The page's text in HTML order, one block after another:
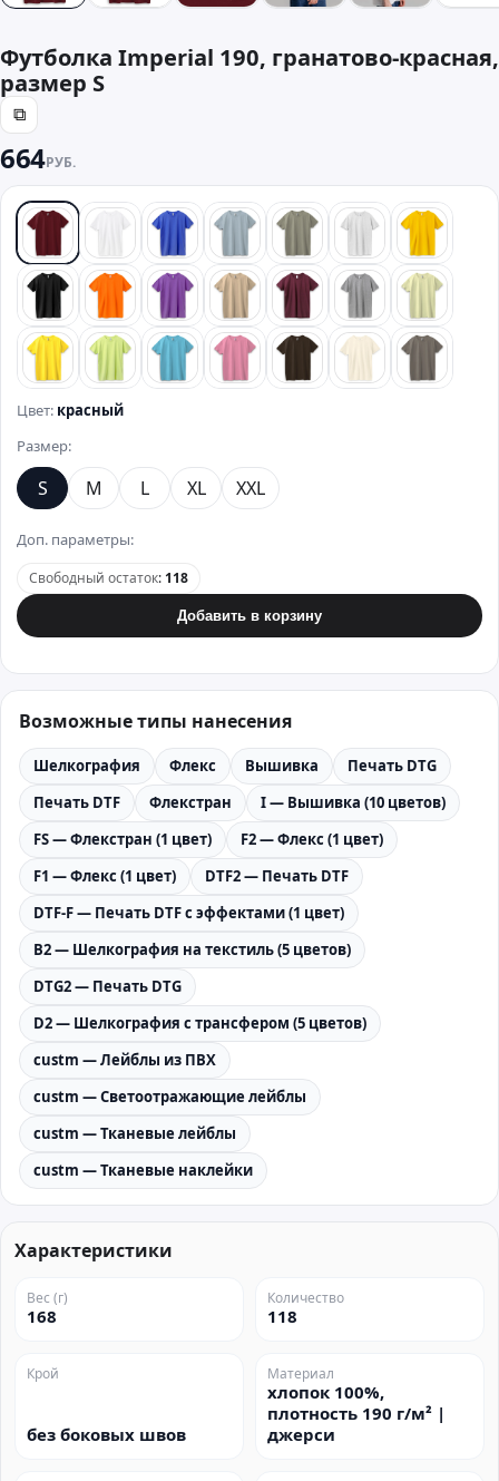
Футболка Imperial 190, гранатово-красная,
размер S
⧉
664РУБ.
красный белый синий голубой хаки светлыйжелтый
черный оранжевыйфиолетовыйпесочныйбордовыйсерый лайм
лимонныйзеленыйбирюзовый
розовый коричневыйбежевый
Цвет: красный
Размер:
S M L XL XXL
Доп. параметры:
Свободный остаток: 118
Добавить в корзину
Возможные типы нанесения
Шелкография Флекс Вышивка
Печать DTG
Печать DTF
Флекстран
I — Вышивка (10 цветов)
FS — Флекстран (1 цвет)
F2 — Флекс (1 цвет)
F1 — Флекс (1 цвет)
DTF2 — Печать DTF
DTF-F — Печать DTF с эффектами (1 цвет)
B2 — Шелкография на текстиль (5 цветов)
DTG2 — Печать DTG
D2 — Шелкография с трансфером (5 цветов)
custm — Лейблы из ПВХ
custm — Светоотражающие лейблы
custm — Тканевые лейблы
custm — Тканевые наклейки
Характеристики
Вес (г)
168
Количество
118
Крой
без боковых швов
Материал
хлопок 100%,
плотность 190 г/м² |
джерси